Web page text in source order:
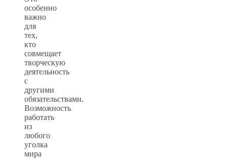
особенно
важно
для
тех,
кто
совмещает
творческую
деятельность
с
другими
обязательствами.
Возможность
работать
из
любого
уголка
мира